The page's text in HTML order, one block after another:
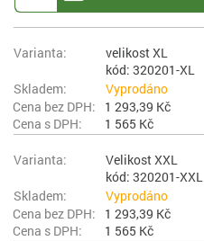
velikost XL
kód: 320201-XL
Vyprodáno
1 293,39 Kč
1 565 Kč
Velikost XXL
kód: 320201-XXL
Vyprodáno
1 293,39 Kč
1 565 Kč